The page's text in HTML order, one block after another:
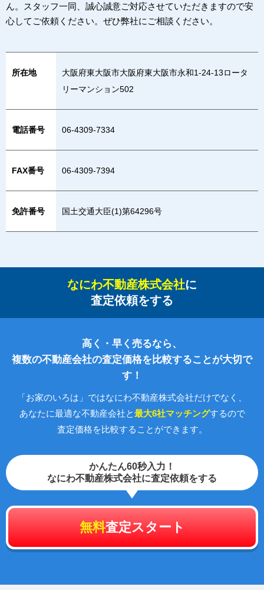
ん。スタッフ一同、誠心誠意ご対応させていただきますので安
心してご依頼ください。ぜひ弊社にご相談ください。
所在地
大阪府東大阪市大阪府東大阪市永和1-24-13ロータ
リーマンション502
電話番号 06-4309-7334
FAX番号 06-4309-7394
免許番号 国土交通大臣(1)第64296号
なにわ不動産株式会社に
査定依頼をする
高く・早く売るなら、
複数の不動産会社の査定価格を比較することが大切で
す！
「お家のいろは」ではなにわ不動産株式会社だけでなく、
あなたに最適な不動産会社と最大6社マッチングするので
査定価格を比較することができます。
かんたん60秒入力！
なにわ不動産株式会社に査定依頼をする
無料査定スタート